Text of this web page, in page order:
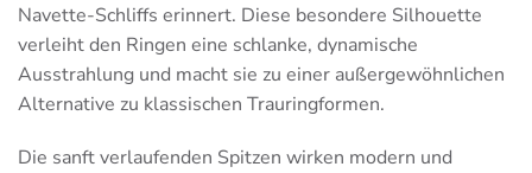
Navette-Schliffs erinnert. Diese besondere Silhouette
verleiht den Ringen eine schlanke, dynamische
Ausstrahlung und macht sie zu einer außergewöhnlichen
Alternative zu klassischen Trauringformen.
Die sanft verlaufenden Spitzen wirken modern und